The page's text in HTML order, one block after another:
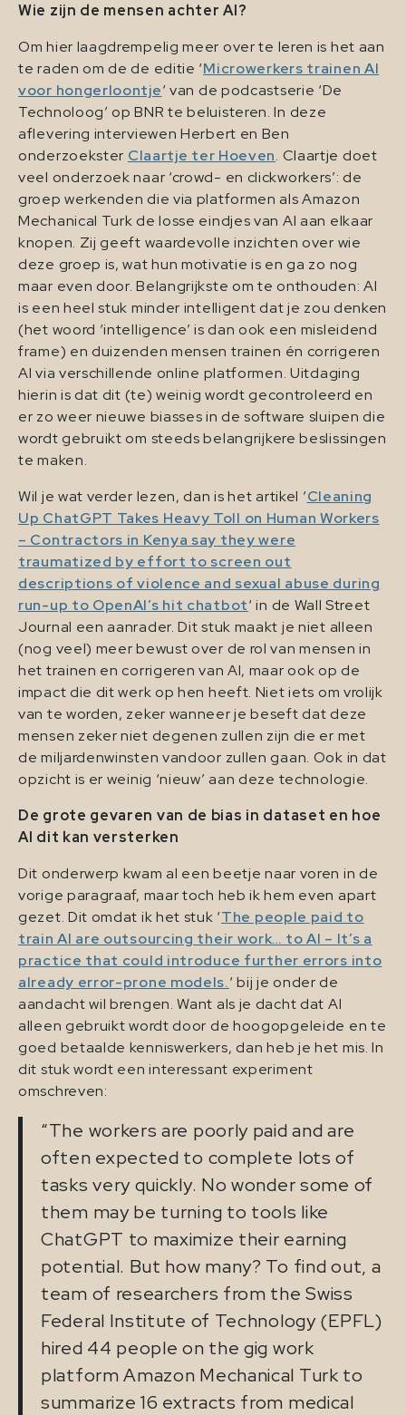
Wie zijn de mensen achter AI?
Om hier laagdrempelig meer over te leren is het aan
te raden om de de editie ‘Microwerkers trainen AI
voor hongerloontje‘ van de podcastserie ‘De
Technoloog’ op BNR te beluisteren. In deze
aflevering interviewen Herbert en Ben
onderzoekster Claartje ter Hoeven. Claartje doet
veel onderzoek naar ‘crowd- en clickworkers’: de
groep werkenden die via platformen als Amazon
Mechanical Turk de losse eindjes van AI aan elkaar
knopen. Zij geeft waardevolle inzichten over wie
deze groep is, wat hun motivatie is en ga zo nog
maar even door. Belangrijkste om te onthouden: AI
is een heel stuk minder intelligent dat je zou denken
(het woord ‘intelligence’ is dan ook een misleidend
frame) en duizenden mensen trainen én corrigeren
AI via verschillende online platformen. Uitdaging
hierin is dat dit (te) weinig wordt gecontroleerd en
er zo weer nieuwe biasses in de software sluipen die
wordt gebruikt om steeds belangrijkere beslissingen
te maken.
Wil je wat verder lezen, dan is het artikel ‘Cleaning
Up ChatGPT Takes Heavy Toll on Human Workers
– Contractors in Kenya say they were
traumatized by effort to screen out
descriptions of violence and sexual abuse during
run-up to OpenAI’s hit chatbot‘ in de Wall Street
Journal een aanrader. Dit stuk maakt je niet alleen
(nog veel) meer bewust over de rol van mensen in
het trainen en corrigeren van AI, maar ook op de
impact die dit werk op hen heeft. Niet iets om vrolijk
van te worden, zeker wanneer je beseft dat deze
mensen zeker niet degenen zullen zijn die er met
de miljardenwinsten vandoor zullen gaan. Ook in dat
opzicht is er weinig ‘nieuw’ aan deze technologie.
De grote gevaren van de bias in dataset en hoe
AI dit kan versterken
Dit onderwerp kwam al een beetje naar voren in de
vorige paragraaf, maar toch heb ik hem even apart
gezet. Dit omdat ik het stuk ‘The people paid to
train AI are outsourcing their work… to AI – It’s a
practice that could introduce further errors into
already error-prone models.‘ bij je onder de
aandacht wil brengen. Want als je dacht dat AI
alleen gebruikt wordt door de hoogopgeleide en te
goed betaalde kenniswerkers, dan heb je het mis. In
dit stuk wordt een interessant experiment
omschreven:
“The workers are poorly paid and are
often expected to complete lots of
tasks very quickly. No wonder some of
them may be turning to tools like
ChatGPT to maximize their earning
potential. But how many? To find out, a
team of researchers from the Swiss
Federal Institute of Technology (EPFL)
hired 44 people on the gig work
platform Amazon Mechanical Turk to
summarize 16 extracts from medical